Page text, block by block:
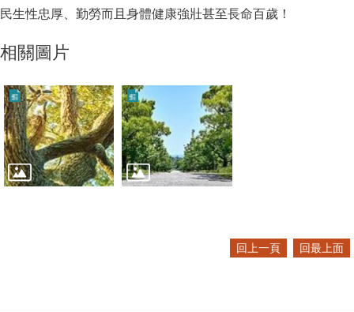
民生性忠厚、勤勞而且身體健康強壯甚至長命百歲！
相關圖片
回上一頁 回最上面